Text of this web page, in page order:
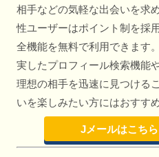
相手などの気軽な出会いを求
性ユーザーはポイント制を採
全機能を無料で利用できます
実したプロフィール検索機能
理想の相手を迅速に見つける
いを楽しみたい方にはおすす
Jメールはこちら